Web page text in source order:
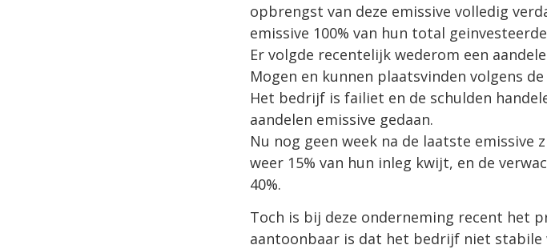
opbrengst van deze emissive volledig
emissive 100% van hun total
Er volgde recentelijk wederom een
Mogen en kunnen plaatsvinden volgens
Het bedrijf is failiet en de schulden
aandelen emissive gedaan.
Nu nog geen week na de laatste emissive
weer 15% van hun inleg kwijt, en de
40%.
Toch is bij deze onderneming recent het
aantoonbaar is dat het bedrijf niet stabile